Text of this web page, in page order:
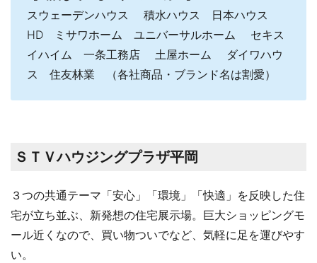
スウェーデンハウス 積水ハウス 日本ハウス
HD ミサワホーム ユニバーサルホーム セキス
イハイム 一条工務店 土屋ホーム ダイワハウ
ス 住友林業 （各社商品・ブランド名は割愛）
ＳＴＶハウジングプラザ平岡
３つの共通テーマ「安心」「環境」「快適」を反映した住
宅が立ち並ぶ、新発想の住宅展示場。巨大ショッピングモ
ール近くなので、買い物ついでなど、気軽に足を運びやす
い。